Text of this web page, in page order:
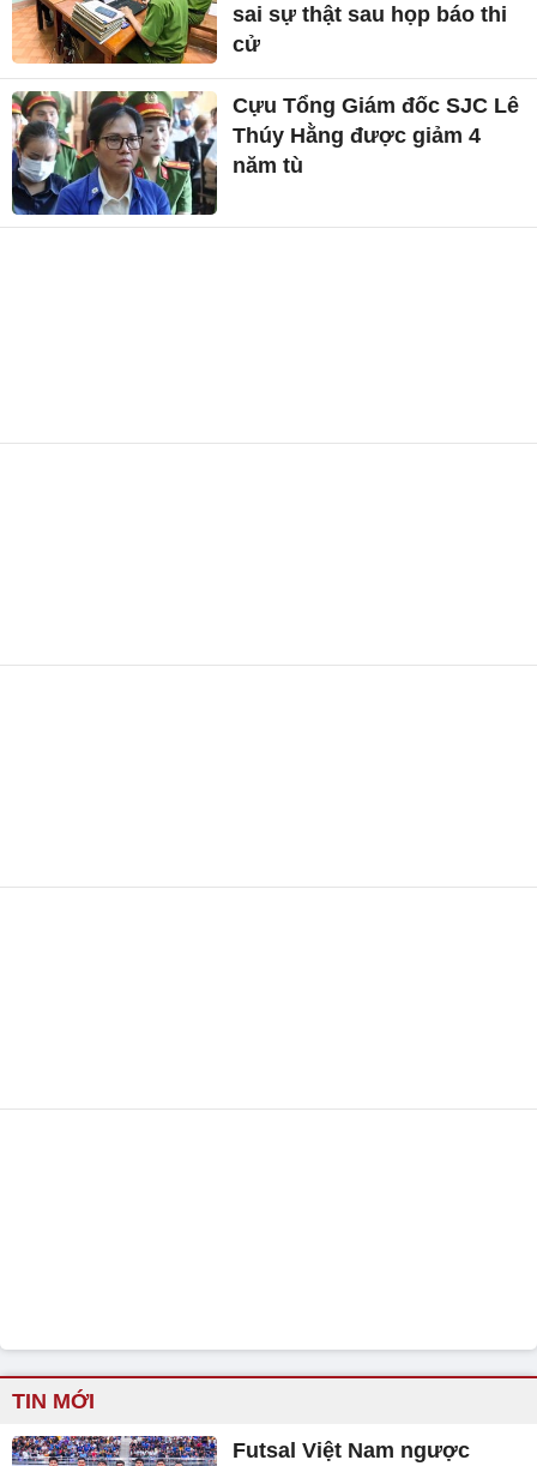
sai sự thật sau họp báo thi
cử
Cựu Tổng Giám đốc SJC Lê
Thúy Hằng được giảm 4
năm tù
TIN MỚI
Futsal Việt Nam ngược